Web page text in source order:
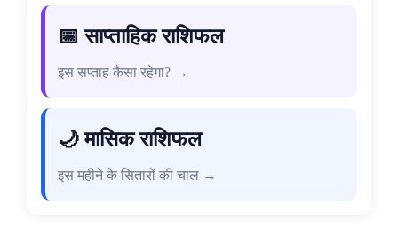
📅 साप्ताहिक राशिफल
इस सप्ताह कैसा रहेगा? →
🌙 मासिक राशिफल
इस महीने के सितारों की चाल →